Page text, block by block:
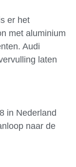
er het
met aluminium
Audi
laten
in Nederland
naar de